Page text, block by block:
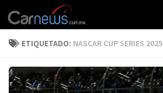
ETIQUETADO: NASCAR CUP SERIES 2025